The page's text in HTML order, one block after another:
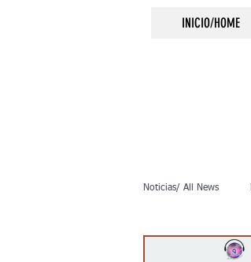
INICIO/HOME
Noticias/ All News
Inmigración